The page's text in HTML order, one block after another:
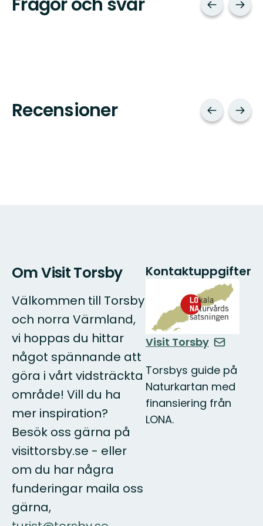
Recensioner
Om Visit Torsby
Välkommen till Torsby
och norra Värmland,
vi hoppas du hittar
något spännande att
göra i vårt vidsträckta
område! Vill du ha
mer inspiration?
Besök oss gärna på
visittorsby.se - eller
om du har några
funderingar maila oss
gärna,
Kontaktuppgifter
Visit Torsby
Torsbys guide på
Naturkartan med
finansiering från
LONA.